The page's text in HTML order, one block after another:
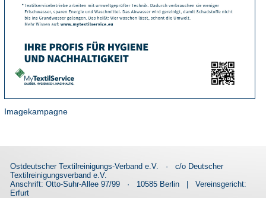
Imagekampagne
Ostdeutscher Textilreinigungs-Verband e.V. ·
c/o Deutscher
Textilreinigungsverband e.V.
Anschrift: Otto-Suhr-Allee 97/99
· 10585 Berlin |
Vereinsgericht:
Erfurt